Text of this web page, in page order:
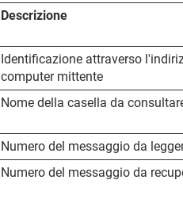
Descrizione
Identificazione attraverso
computer mittente
Nome della casella da
Numero del messaggio da
Numero del messaggio da